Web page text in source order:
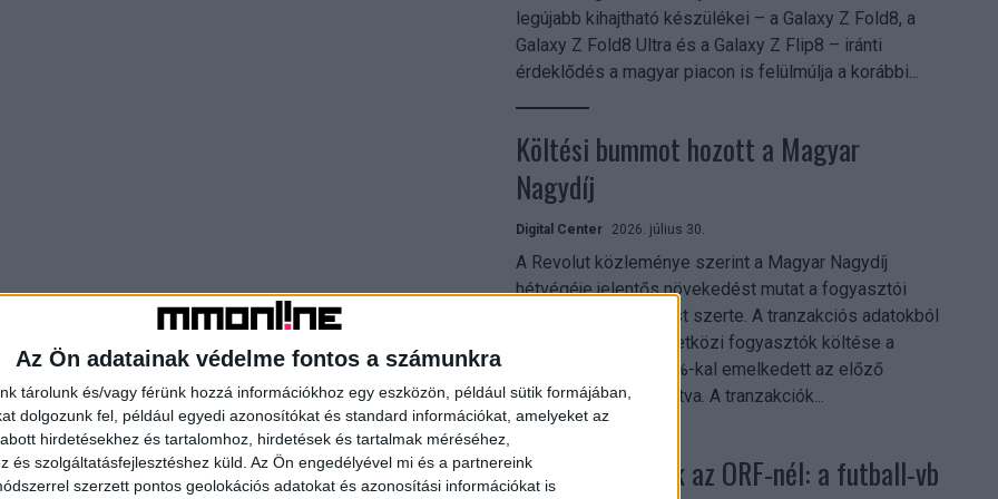
Az Ön adatainak védelme fontos a számunkra
tárolunk és/vagy férünk hozzá információkhoz egy eszközön, például sütik formájában,
dolgozunk fel, például egyedi azonosítókat és standard információkat, amelyeket az
hirdetésekhez és tartalomhoz, hirdetések és tartalmak méréséhez,
és szolgáltatásfejlesztéshez küld. Az Ön engedélyével mi és a partnereink
szerzett pontos geolokációs adatokat és azonosítási információkat is
legújabb kihajtható készülékei – a Galaxy Z Fold8, a
Galaxy Z Fold8 Ultra és a Galaxy Z Flip8 – iránti
érdeklődés a magyar piacon is felülmúlja a korábbi...
Költési bummot hozott a Magyar
Nagydíj
Digital Center 2026. július 30.
A Revolut közleménye szerint a Magyar Nagydíj
hétvégéje jelentős növekedést mutat a fogyasztói
aktivitásban Budapest szerte. A tranzakciós adatokból
kiderül, hogy a nemzetközi fogyasztók költése a
versenyhétvégén 26%-kal emelkedett az előző
hétvégéhez viszonyítva. A tranzakciók...
Rekordok dőltek az ORF-nél: a futball-vb